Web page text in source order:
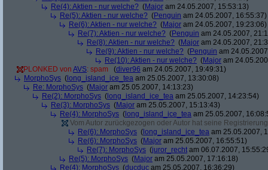
Re(4): Aktien - nur welche? (Major am 24.05.2007, 15:53:13)
Re(5): Aktien - nur welche? (Penguin am 24.05.2007, 16:55:37)
Re(6): Aktien - nur welche? (Major am 24.05.2007, 19:23:06)
Re(7): Aktien - nur welche? (Penguin am 24.05.2007,
Re(8): Aktien - nur welche? (Major am 24.05.2007,
Re(9): Aktien - nur welche? (Penguin am
Re(10): Aktien - nur welche? (Major am
PLONKED von AVS: spam (diver96 am 24.05.2007, 19:49:31)
MorphoSys ( long_island_ice_tea am 25.05.2007, 13:30:08)
Re: MorphoSys (Major am 25.05.2007, 14:13:23)
Re(2): MorphoSys ( long_island_ice_tea am 25.05.2007, 14:23:54)
Re(3): MorphoSys (Major am 25.05.2007, 15:13:43)
Re(4): MorphoSys ( long_island_ice_tea am 25.05.2007,
Vom Autor zurückgezogen oder Autor hat seine
Re(6): MorphoSys ( long_island_ice_tea am 25.05.2007,
Re(6): MorphoSys (Major am 25.05.2007, 16:55:51)
Re(7): MorphoSys (juror_recht am 06.07.2007,
Re(5): MorphoSys (Major am 25.05.2007, 17:16:18)
Re(4): MorphoSys (ducduc am 25.05.2007, 16:36:29)